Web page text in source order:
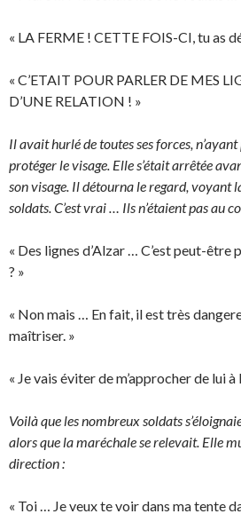
« LA FERME ! CETTE FOIS-CI, tu as
« C’ETAIT POUR PARLER DE MES
D’UNE RELATION ! »
Il avait hurlé de toutes ses forces,
protéger le visage. Elle s’était arrêtée
son visage. Il détourna le regard, voyant
soldats. C’est vrai … Ils n’étaient pas au
« Des lignes d’Alzar … C’est peut-être
? »
« Non mais … En fait, il est très
maîtriser. »
« Je vais éviter de m’approcher de lui à
Voilà que les nombreux soldats
alors que la maréchale se relevait. Elle
direction :
« Toi … Je veux te voir dans ma tente